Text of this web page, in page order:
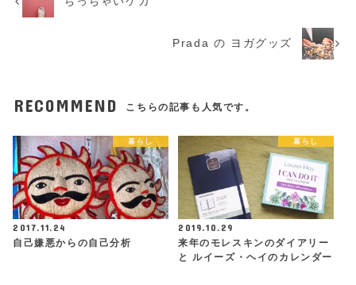
Prada の ヨガグッズ
RECOMMEND こちらの記事も人気です。
暮らし
2017.11.24
自己嫌悪からの自己分析
暮らし
2019.10.29
来年のモレスキンのダイアリー
と ルイーズ・ヘイのカレンダー